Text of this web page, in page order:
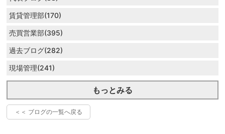
賃貸管理部(170)
売買営業部(395)
過去ブログ(282)
現場管理(241)
もっとみる
＜＜ ブログの一覧へ戻る